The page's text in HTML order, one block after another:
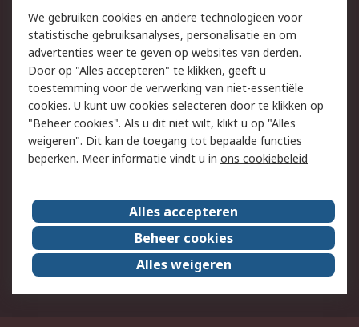
Track & Trace
Wettelijk
Cookiebeleid
Email veiligheid
Privacybeleid
Websitevoorwaarden
Algemene
verkoopvoorwaarden
Over RS
RS Group
Over ons
RS wereldwijd
Werken bij RS
ESG
We gebruiken cookies en andere technologieën voor
statistische gebruiksanalyses, personalisatie en om
advertenties weer te geven op websites van derden.
Door op "Alles accepteren" te klikken, geeft u
toestemming voor de verwerking van niet-essentiële
cookies. U kunt uw cookies selecteren door te klikken op
"Beheer cookies". Als u dit niet wilt, klikt u op "Alles
weigeren". Dit kan de toegang tot bepaalde functies
beperken. Meer informatie vindt u in ons cookiebeleid
Alles accepteren
Beheer cookies
Alles weigeren